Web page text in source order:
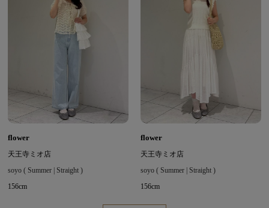
flower
天王寺ミオ店
soyo ( Summer | Straight )
156cm
flower
天王寺ミオ店
soyo ( Summer | Straight )
156cm